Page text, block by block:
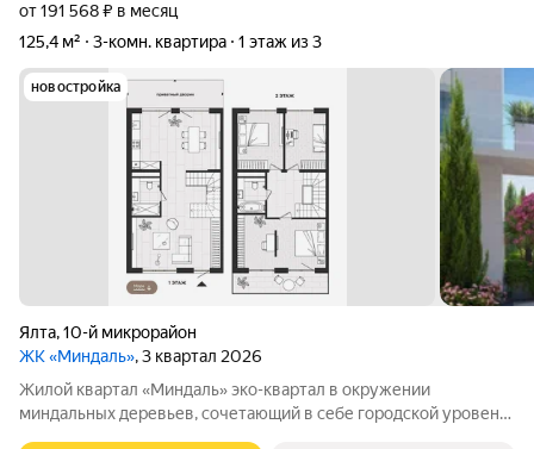
от 191 568 ₽ в месяц
125,4 м²
3-комн. квартира 1 этаж из 3
новостройка
Ялта,10-й микрорайон
ЖК «Миндаль», 3 квартал 2026
Жилой квартал «Миндаль» эко-квартал в окружении
миндальных деревьев, сочетающий в себе городской уровень